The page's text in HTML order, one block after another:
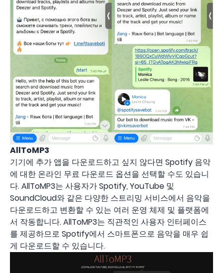
AllToMP3
기기에 추가 앱을 다운로드하고 싶지 않다면 Spotify 음악
에 대한 온라인 무료 다운로드 옵션을 선택할 수도 있습니
다. AllToMP3는 사용자가 Spotify, YouTube 및
SoundCloud와 같은 다양한 스트리밍 서비스에서 음악을
다운로드하고 변환할 수 있는 여러 운영 체제 및 플랫폼에
서 작동합니다. AllToMP3는 직관적인 사용자 인터페이스
를 제공하므로 Spotify에서 스마트폰으로 음악을 매우 쉽
게 다운로드할 수 있습니다.